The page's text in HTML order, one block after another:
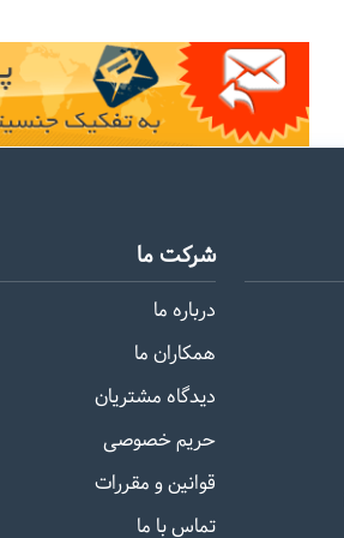
شرکت ما
درباره ما
همکاران ما
دیدگاه مشتریان
حریم خصوصی
قوانین و مقررات
تماس با ما